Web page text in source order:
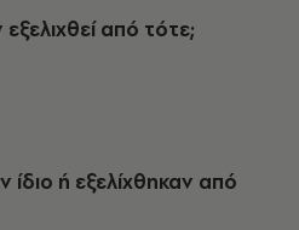
από τότε;
ίδιο ή εξελίχθηκαν από